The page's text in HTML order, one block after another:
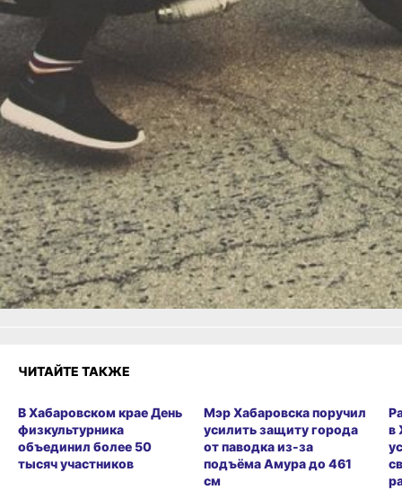
материалы по ст. 5.35
КоАП РФ.
В ТЕМУ:
За неделю на единый
номер 112 Хабаровского
края поступило более 25
тысяч обращений
Читайте нас в соцсетях:
ВКонтакте,
Одноклассники,
Телеграм
илиЯндекс.ДзениМАКС
Как вам материал?
Огонь!
Супер
Удивило
Грустно
Злость
Разочарование
ЧИТАЙТЕ ТАКЖЕ
В Хабаровском крае День
физкультурника
объединил более 50
тысяч участников
Мэр Хабаровска поручил
усилить защиту города
от паводка из-за
подъёма Амура до 461
см
в